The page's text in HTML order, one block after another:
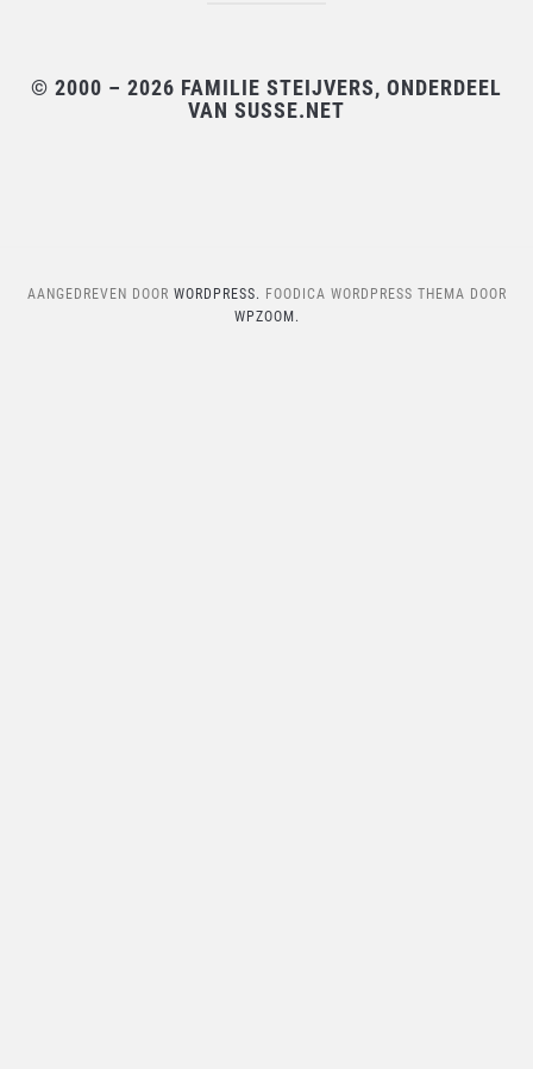
© 2000 – 2026 FAMILIE STEIJVERS, ONDERDEEL
VAN SUSSE.NET
AANGEDREVEN DOOR WORDPRESS. FOODICA WORDPRESS THEMA DOOR
WPZOOM.